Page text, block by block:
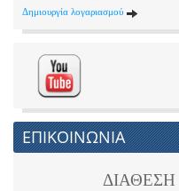
Δημιουργία λογαριασμού
ΕΠΙΚΟΙΝΩΝΙΑ
ΔΙΑΘΕΣΗ